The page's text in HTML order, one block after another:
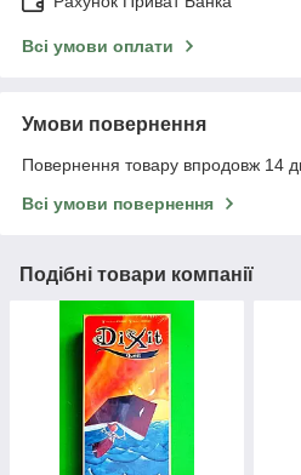
Всі умови оплати
Умови повернення
Повернення товару впродовж 14
Всі умови повернення
Подібні товари компанії